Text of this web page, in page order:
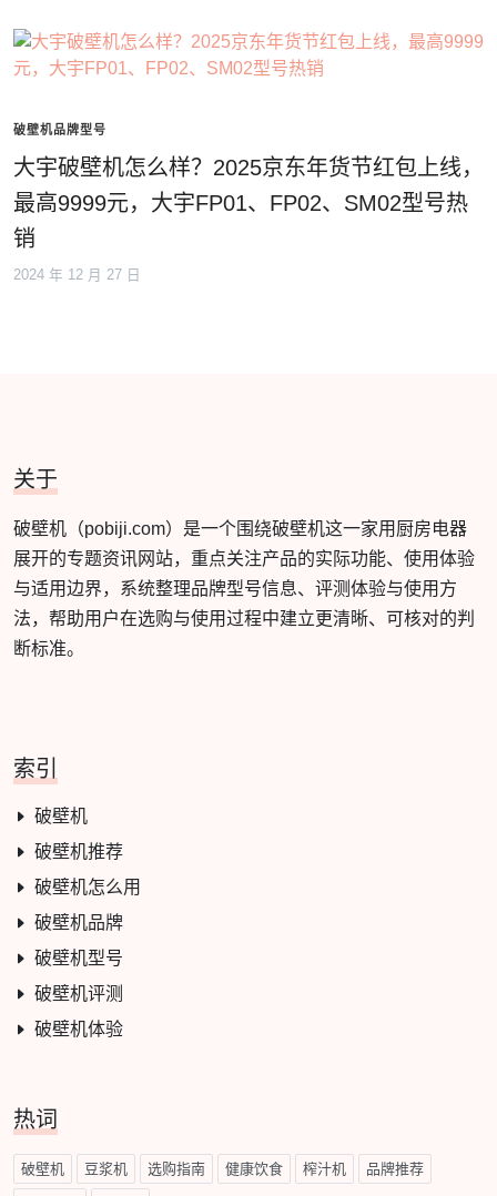
破壁机品牌型号
大宇破壁机怎么样？2025京东年货节红包上线，
最高9999元，大宇FP01、FP02、SM02型号热
销
2024 年 12 月 27 日
关于
破壁机（pobiji.com）是一个围绕破壁机这一家用厨房电器
展开的专题资讯网站，重点关注产品的实际功能、使用体验
与适用边界，系统整理品牌型号信息、评测体验与使用方
法，帮助用户在选购与使用过程中建立更清晰、可核对的判
断标准。
索引
破壁机
破壁机推荐
破壁机怎么用
破壁机品牌
破壁机型号
破壁机评测
破壁机体验
热词
破壁机 豆浆机 选购指南 健康饮食 榨汁机 品牌推荐